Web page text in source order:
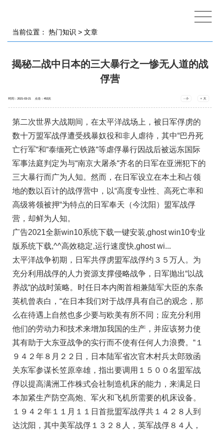
当前位置： 热门知识 > 文章
揭秘二战中日本的三大暴行之一惨无人道的战
俘营
时间：2021-03-21 点击：453次 - 小 + 大
第二次世界大战期间，在太平洋战场上，被日军俘虏的
数十万盟军战俘遭受残暴奴役和非人虐待，其中“巴丹死
亡行军“和“泰缅死亡铁路“等虐俘暴行因战后被远东国际
军事法庭判定为与“南京大屠杀“齐名的日军在亚洲犯下的
三大暴行而广为人知。然而，在日军设立在本土和占领
地的数以百计的战俘营中，以“高度专业性、高死亡率和
高级将领被押“为特点的日军奉天（今沈阳）盟军战俘
营，却鲜为人知。
广告2021全新win10系统下载一键安装,ghost win10专业
版系统下载,^^高效稳定,运行速度快,ghost wi...
太平洋战争初期，日军共俘虏盟军战俘约３５万人。为
充分利用战俘的人力资源支撑侵略战争，日军抛出“以战
养战“的战时策略。时任日本内阁首相兼陆军大臣的东条
英机曾表白，“在日本我们对于战俘具有自己的观念，那
么在待遇上自然也多少要与欧美有所不同；应充分利用
他们的劳动力和技术来增加我国的生产，并应该努力使
其有助于大东亚战争的实行而不使有任何人力浪费。“１
９４２年８月２２日，日本陆军省次官木村兵太郎致函
关东军参谋长笠原幸雄，指出要调用１５００名盟军战
俘以提高满洲工作株式会社制造机床的能力，来满足日
本加紧生产防空高炮、军火和飞机所需要的机床设备。
１９４２年１１月１１日首批盟军战俘共１４２８人到
达沈阳，其中美军战俘１３２８人，英军战俘８４人，